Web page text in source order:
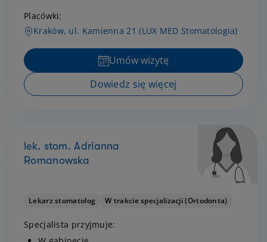
Placówki:
Kraków, ul. Kamienna 21 (LUX MED Stomatologia)
Umów wizytę
Dowiedz się więcej
lek. stom. Adrianna
Romanowska
Lekarz stomatolog W trakcie specjalizacji (Ortodonta)
Specjalista przyjmuje: